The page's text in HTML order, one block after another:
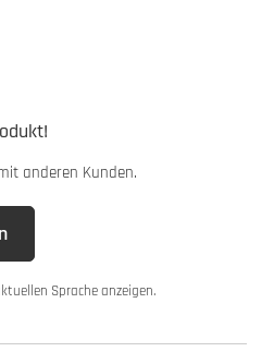
0 von 5 Sternen
anderen Kunden.
Sprache anzeigen.